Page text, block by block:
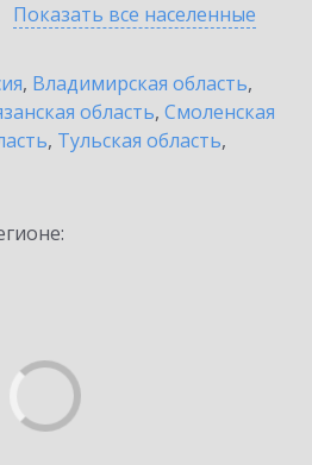
Показать все населенные
, Владимирская область,
область, Смоленская
, Тульская область,